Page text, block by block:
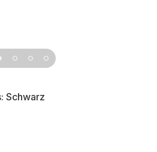
Schwarz